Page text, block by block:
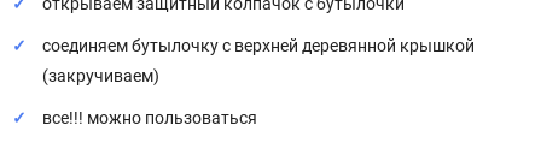
соединяем бутылочку с верхней деревянной крышкой
(закручиваем)
все!!! можно пользоваться